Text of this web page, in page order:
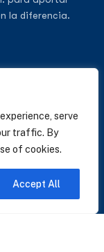
serve
traffic. By
of cookies.
Accept All
la diferencia.
lo que importa.